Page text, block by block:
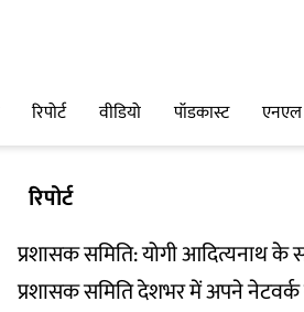
रिपोर्ट वीडियो पॉडकास्ट
रिपोर्ट
प्रशासक समिति: योगी आदित्यनाथ
प्रशासक समिति देशभर में अपने